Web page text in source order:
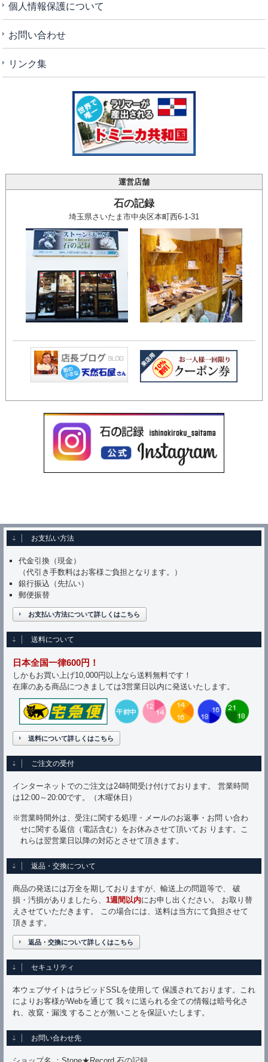
個人情報保護について
お問い合わせ
リンク集
運営店舗
石の記録
埼玉県さいたま市中央区本町西6-1-31
お支払い方法
代金引換（現金）
（代引き手数料はお客様ご負担となります。）
銀行振込（先払い）
郵便振替
お支払い方法について詳しくはこちら
送料について
日本全国一律600円！
しかもお買い上げ10,000円以上なら送料無料です！
在庫のある商品につきましては3営業日以内に発送いたします。
送料について詳しくはこちら
ご注文の受付
インターネットでのご注文は24時間受け付けております。 営業時間
は12:00～20:00です。（木曜休日）
※営業時間外は、受注に関する処理・メールのお返事・お問 い合わ
せに関する返信（電話含む）をお休みさせて頂いてお ります。こ
れらは翌営業日以降の対応とさせて頂きます。
返品・交換について
商品の発送には万全を期しておりますが、輸送上の問題等で、 破
損・汚損がありましたら、 1週間以内にお申し出ください。 お取り替
えさせていただきます。 この場合には、送料は当方にて負担させて
頂きます。
返品・交換について詳しくはこちら
セキュリティ
本ウェブサイトはラピッドSSLを使用して 保護されております。これ
によりお客様がWebを通じて 我々に送られる全ての情報は暗号化さ
れ、改竄・漏洩 することが無いことを保証いたします。
お問い合わせ先